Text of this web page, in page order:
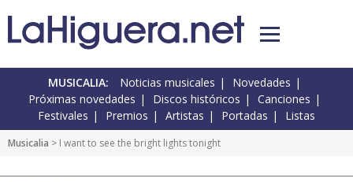
MUSICALIA: Noticias musicales
Novedades
Próximas novedades
Discos históricos
Canciones
Festivales
Premios Artistas Portadas Listas
Musicalia > I want to see the bright lights tonight